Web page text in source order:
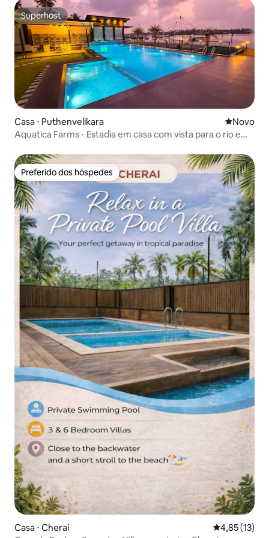
Superhost
Superhost
Casa ⋅ Puthenvelikara Novo
Novo
Aquatica Farms - Estadia em casa com vista para o rio e
Preferido dos hóspedes
Preferido dos hóspedes
Casa ⋅ Cherai 4,85 de uma
4,85 (13)